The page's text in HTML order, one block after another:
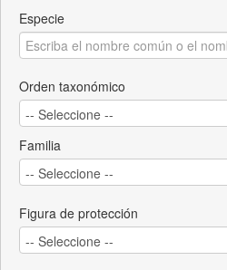
Acerca de
Especie
Orden taxonómico
Familia
Figura de protección